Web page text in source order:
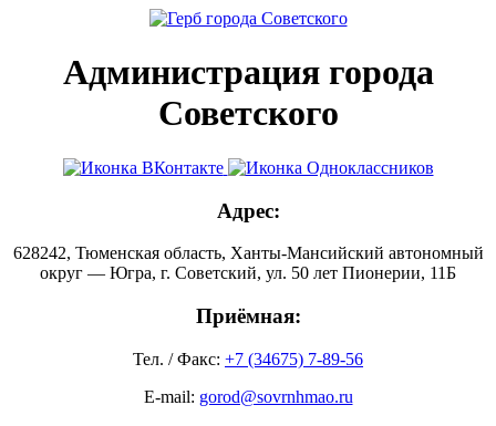
Администрация города
Советского
Адрес:
628242, Тюменская область, Ханты-Мансийский автономный
округ — Югра, г. Советский, ул. 50 лет Пионерии, 11Б
Приёмная:
Тел. / Факс: +7 (34675) 7-89-56
E-mail: gorod@sovrnhmao.ru